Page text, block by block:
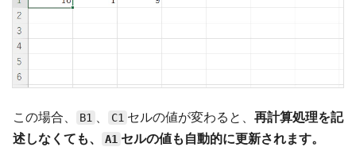
この場合、 B1 C1 セルの値が変わると、 再計算処理を記
述しなくても、
A1 セルの値も自動的に更新されます。